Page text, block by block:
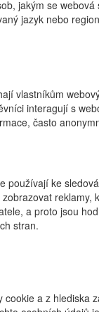
jakým se webová
jazyk nebo
vlastníkům
interagují s
často
používají ke
reklamy,
a proto jsou
stran.
a z hlediska